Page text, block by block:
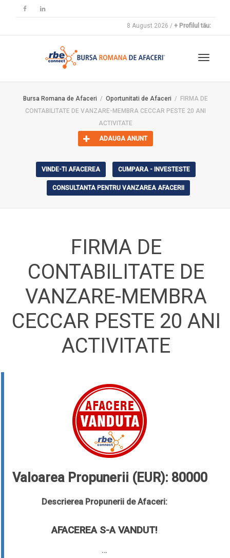
8 August 2026 / + Profilul tău:
Bursa Romana de Afaceri Oportunitati de Afaceri
FIRMA DE
CONTABILITATE DE VANZARE-MEMBRA CECCAR PESTE 20 ANI
ACTIVITATE
ADAUGA ANUNT
VINDE-TI AFACEREA CUMPARA - INVESTESTE
CONSULTANTA PENTRU VANZAREA AFACERII
FIRMA DE
CONTABILITATE DE
VANZARE-MEMBRA
CECCAR PESTE 20 ANI
ACTIVITATE
Valoarea Propunerii (EUR): 80000
Descrierea Propunerii de Afaceri:
AFACEREA S-A VANDUT!
…